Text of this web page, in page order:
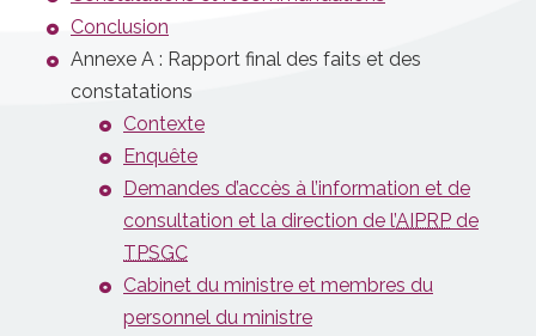
Conclusion
Annexe A : Rapport final des faits et des
constatations
Contexte
Enquête
Demandes d’accès à l’information et de
consultation et la direction de l’AIPRP de
TPSGC
Cabinet du ministre et membres du
personnel du ministre